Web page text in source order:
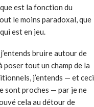
est la fonction du
le moins paradoxal, que
est en jeu.
bruire autour de
poser tout un champ de la
j’entends — et ceci
sont proches — par je ne
cela au détour de